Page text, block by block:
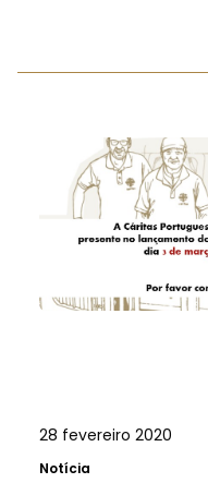
28 fevereiro 2020
Notícia